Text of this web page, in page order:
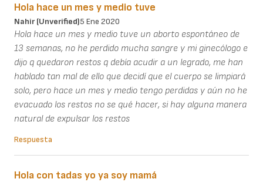
Hola hace un mes y medio tuve
Nahir (unverified)5 Ene 2020
Hola hace un mes y medio tuve un aborto espontáneo de
13 semanas, no he perdido mucha sangre y mi ginecólogo e
dijo q quedaron restos q debía acudir a un legrado, me han
hablado tan mal de ello que decidí que el cuerpo se limpiará
solo, pero hace un mes y medio tengo perdidas y aún no he
evacuado los restos no se qué hacer, si hay alguna manera
natural de expulsar los restos
Respuesta
Hola con tadas yo ya soy mamá